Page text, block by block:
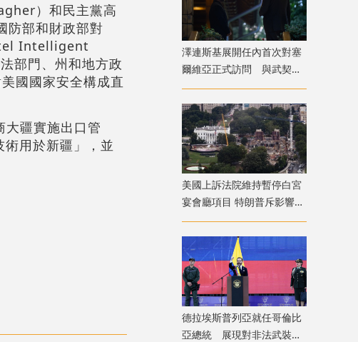
）和民主黨高
防部和財政部對
Intelligent
部門、州和地方政
國國家安全構成直
大疆實施出口管
用於新疆」，並
澤連斯基展開任內首次對塞
爾維亞正式訪問 與武契奇
會面
美國上訴法院維持暫停白宮
宴會廳項目 特朗普斥影響國
家安全揚言上訴
德拉埃斯普列亞就任哥倫比
亞總統 展現對非法武裝組